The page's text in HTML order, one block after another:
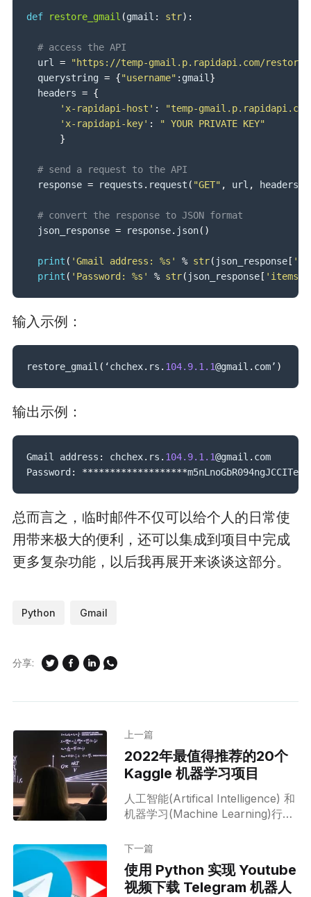
def restore_gmail (gmail : str) :
# access the API
  url
=
"https://temp-gmail.p.rapidapi.com/restore"
  querystring
= {"username" : gmail }
  headers
= {
'x-rapidapi-host' :
"temp-
'x-rapidapi-key' :
" YOUR PRIVATE KEY"
}
# send a request to the API
  response
= requests . request ( "GET" , url , headers
# convert the response to JSON format
  json_response
= response. json( )
print ( 'Gmail address: %s' % str( json_response[
print ( 'Password: %s' % str( json_response[ 'items'
输入示例：
restore_gmail ( ‘chchex. rs . 104.9.1 .1@gmail . com’ )
输出示例：
Gmail address : chchex. rs . 104.9.1 .1@gmail . com
Password : *******************
总而言之，临时邮件不仅可以给个人的日常使
用带来极大的便利，还可以集成到项目中完成
更多复杂功能，以后我再展开来谈谈这部分。
Python Gmail
分享:
上一篇
2022年最值得推荐的20个
Kaggle 机器学习项目
人工智能(Artifical Intelligence) 和
机器学习(Machine Learning)行业
至 2021 年，人工智能商业案例的
市场规模增加到了 2.9 万亿美元。
人工智能已经使全球许多行业实现
了自动化，并改变了它们的运作方
下一篇
使用 Python 实现 Youtube
视频下载 Telegram 机器人